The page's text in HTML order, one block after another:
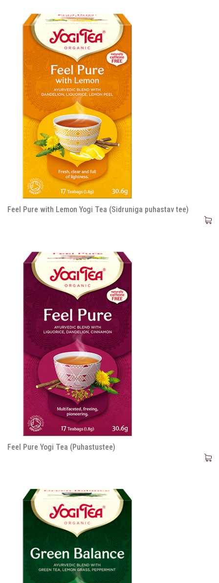
Feel Pure with Lemon Yogi Tea (Sidruniga puhastav tee)
Feel Pure Yogi Tea (Puhastustee)